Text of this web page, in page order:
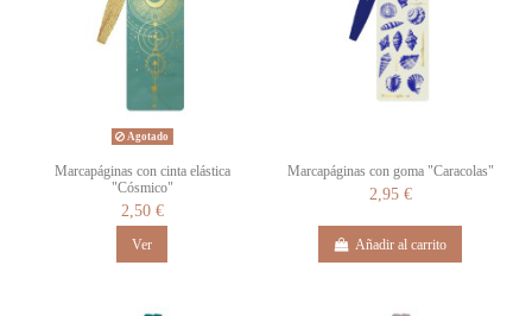
Agotado
Marcapáginas con cinta elástica
"Cósmico"
2,50 €
Ver
Marcapáginas con goma "Caracolas"
2,95 €
Añadir al carrito